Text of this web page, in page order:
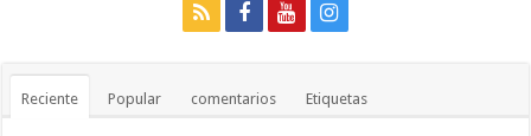
Reciente Popular comentarios Etiquetas